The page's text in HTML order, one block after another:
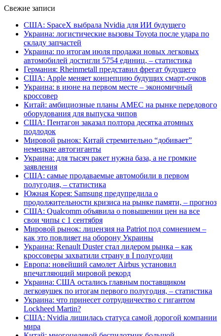
Свежие записи
США: SpaceX выбрала Nvidia для ИИ будущего
Украина: логистические вызовы Toyota после удара по
складу запчастей
Украина: по итогам июля продажи новых легковых
автомобилей достигли 5754 единиц, – статистика
Германия: Rheinmetall представил фрегат будущего
США: Apple меняет концепцию будущих смарт-очков
Украина: в июне на первом месте – экономичный
кроссовер
Китай: амбициозные планы AMEC на рынке передового
оборудования для выпуска чипов
США: Пентагон заказал полтора десятка атомных
подлодок
Мировой рынок: Китай стремительно “добивает”
немецкие автогиганты
Украина: для тысяч ракет нужна база, а не громкие
заявления
США: самые продаваемые автомобили в первом
полугодия, – статистика
Южная Корея: Samsung предупредила о
продолжительности кризиса на рынке памяти, – прогноз
США: Qualcomm объявила о повышении цен на все
свои чипы с 1 сентября
Мировой рынок: лицензия на Patriot под сомнением –
как это повлияет на оборону Украины
Украина: Renault Duster стал лидером рынка – как
кроссоверы захватили страну в I полугодии
Европа: новейший самолет Airbus установил
впечатляющий мировой рекорд
Украина: США остались главным поставщиком
легковушек по итогам первого полугодия, – статистика
Украина: что принесет сотрудничество с гигантом
Lockheed Martin?
США: Nvidia лишилась статуса самой дорогой компании
мира